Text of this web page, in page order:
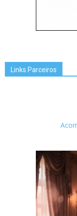
Links Parceiros